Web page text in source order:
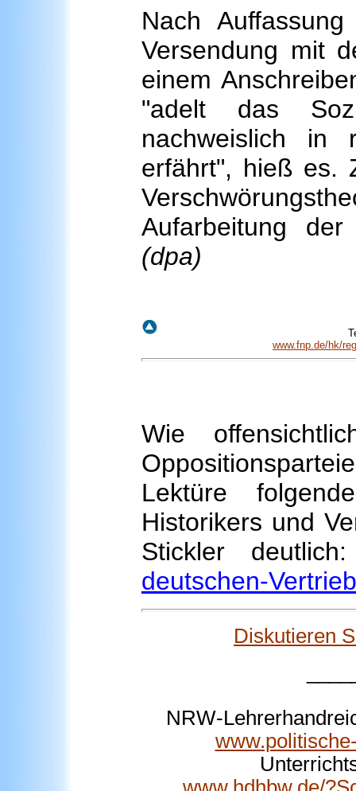
Nach
Versendung mit
einem
"adelt das
nachweislich in
erfährt", hieß es.
Aufarbeitung
(dpa)
www.fnp.de/hk/
Wie
Lektüre
Historikers und
Stickler
deutschen-
Diskutieren
NRW-